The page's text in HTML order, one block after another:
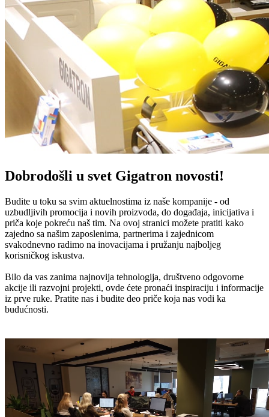
Dobrodošli u svet Gigatron novosti!
Budite u toku sa svim aktuelnostima iz naše kompanije - od
uzbudljivih promocija i novih proizvoda, do događaja, inicijativa i
priča koje pokreću naš tim. Na ovoj stranici možete pratiti kako
zajedno sa našim zaposlenima, partnerima i zajednicom
svakodnevno radimo na inovacijama i pružanju najboljeg
korisničkog iskustva.
Bilo da vas zanima najnovija tehnologija, društveno odgovorne
akcije ili razvojni projekti, ovde ćete pronaći inspiraciju i informacije
iz prve ruke. Pratite nas i budite deo priče koja nas vodi ka
budućnosti.